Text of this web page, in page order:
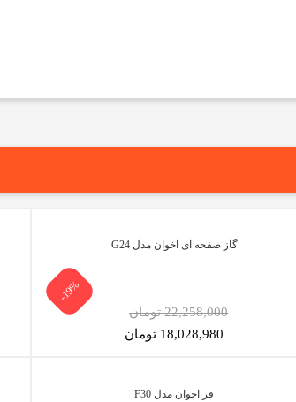
گاز صفحه ای اخوان مدل G24
-19%
22,258,000 تومان
18,028,980 تومان
فر اخوان مدل F30